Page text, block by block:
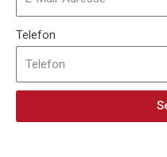
Telefon